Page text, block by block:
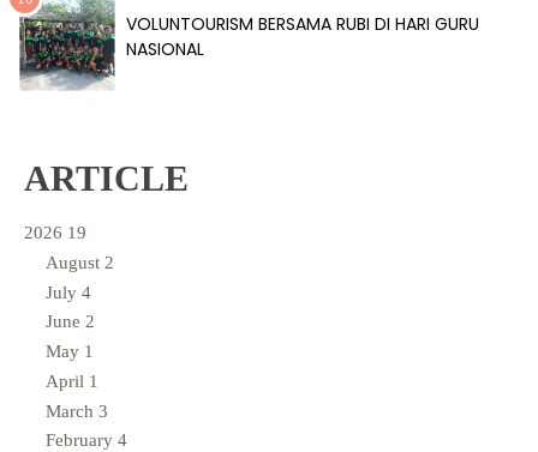
VOLUNTOURISM BERSAMA RUBI DI HARI GURU
NASIONAL
ARTICLE
2026 19
August 2
July 4
June 2
May 1
April 1
March 3
February 4